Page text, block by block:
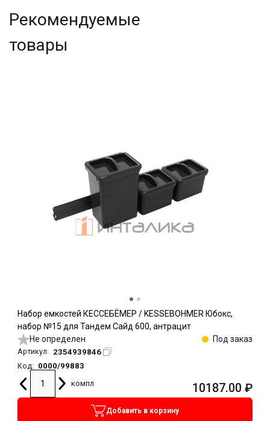
Рекомендуемые
товары
Набор емкостей КЕССЕБЁМЕР / KESSEBOHMER Юбокс,
набор №15 для Тандем Сайд 600, антрацит
Не определен
Под заказ
Артикул: 2354939846
Код:
0000/99883
компл
10187.00 ₽
Добавить в корзину